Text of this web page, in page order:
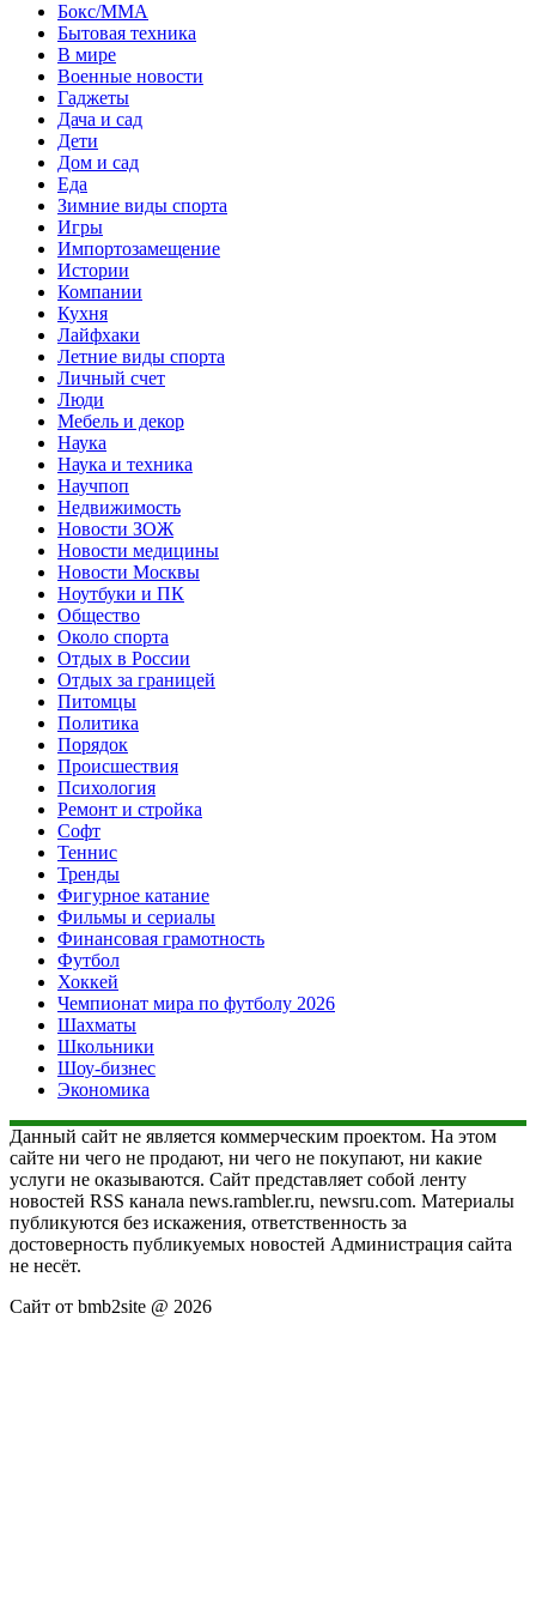
Бокс/MMA
Бытовая техника
В мире
Военные новости
Гаджеты
Дача и сад
Дети
Дом и сад
Еда
Зимние виды спорта
Игры
Импортозамещение
Истории
Компании
Кухня
Лайфхаки
Летние виды спорта
Личный счет
Люди
Мебель и декор
Наука
Наука и техника
Научпоп
Недвижимость
Новости ЗОЖ
Новости медицины
Новости Москвы
Ноутбуки и ПК
Общество
Около спорта
Отдых в России
Отдых за границей
Питомцы
Политика
Порядок
Происшествия
Психология
Ремонт и стройка
Софт
Теннис
Тренды
Фигурное катание
Фильмы и сериалы
Финансовая грамотность
Футбол
Хоккей
Чемпионат мира по футболу 2026
Шахматы
Школьники
Шоу-бизнес
Экономика
Данный сайт не является коммерческим проектом. На этом
сайте ни чего не продают, ни чего не покупают, ни какие
услуги не оказываются. Сайт представляет собой ленту
новостей RSS канала news.rambler.ru, newsru.com. Материалы
публикуются без искажения, ответственность за
достоверность публикуемых новостей Администрация сайта
не несёт.
Сайт от bmb2site @ 2026